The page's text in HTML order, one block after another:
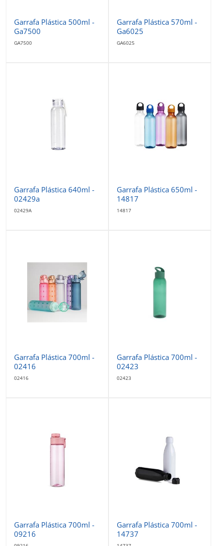
Garrafa Plástica 500ml -
Ga7500
GA7500
Garrafa Plástica 570ml -
Ga6025
GA6025
Garrafa Plástica 640ml -
02429a
02429A
Garrafa Plástica 650ml -
14817
14817
Garrafa Plástica 700ml -
02416
02416
Garrafa Plástica 700ml -
02423
02423
Garrafa Plástica 700ml -
09216
Garrafa Plástica 700ml -
14737